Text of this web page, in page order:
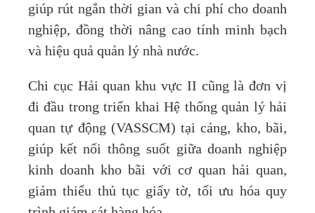
giúp rút ngắn thời gian và chi phí cho doanh
nghiệp, đồng thời nâng cao tính minh bạch
và hiệu quả quản lý nhà nước.
Chi cục Hải quan khu vực II cũng là đơn vị
đi đầu trong triển khai Hệ thống quản lý hải
quan tự động (VASSCM) tại cảng, kho, bãi,
giúp kết nối thông suốt giữa doanh nghiệp
kinh doanh kho bãi với cơ quan hải quan,
giảm thiểu thủ tục giấy tờ, tối ưu hóa quy